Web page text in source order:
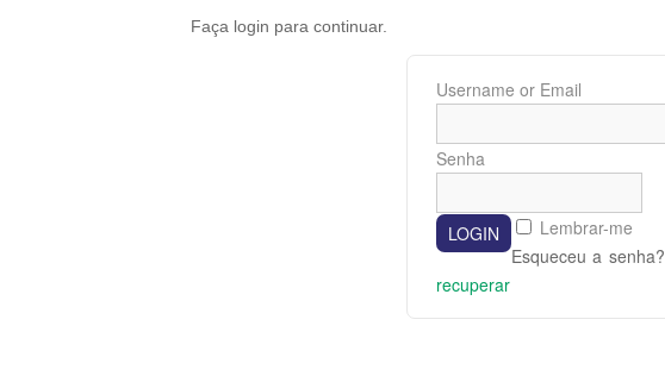
Faça login para continuar.
Username or Email
Senha
Lembrar-me
Esqueceu a senha?
recuperar